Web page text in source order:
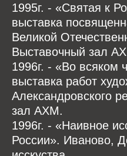
1995г. - «Святая к
выставка
Великой
Выставочный зал
1996г. - «Во всяком
выставка работ
Александровского
зал АХМ.
1996г. - «Наивное
России». Иваново,